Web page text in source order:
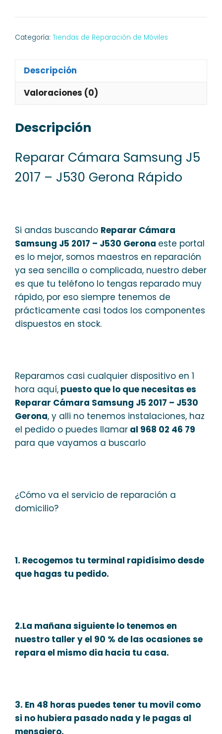
Categoría: Tiendas de Reparación de Móviles
Descripción
Valoraciones (0)
Descripción
Reparar Cámara Samsung J5
2017 – J530 Gerona Rápido
Si andas buscando Reparar Cámara
Samsung J5 2017 – J530 Gerona este portal
es lo mejor, somos maestros en reparación
ya sea sencilla o complicada, nuestro deber
es que tu teléfono lo tengas reparado muy
rápido, por eso siempre tenemos de
prácticamente casi todos los componentes
dispuestos en stock.
Reparamos casi cualquier dispositivo en 1
hora aquí, puesto que lo que necesitas es
Reparar Cámara Samsung J5 2017 – J530
Gerona, y alli no tenemos instalaciones, haz
el pedido o puedes llamar al 968 02 46 79
para que vayamos a buscarlo
¿Cómo va el servicio de reparación a
domicilio?
1. Recogemos tu terminal rapidísimo desde
que hagas tu pedido.
2.La mañana siguiente lo tenemos en
nuestro taller y el 90 % de las ocasiones se
repara el mismo dia hacia tu casa.
3. En 48 horas puedes tener tu movil como
si no hubiera pasado nada y le pagas al
mensajero.